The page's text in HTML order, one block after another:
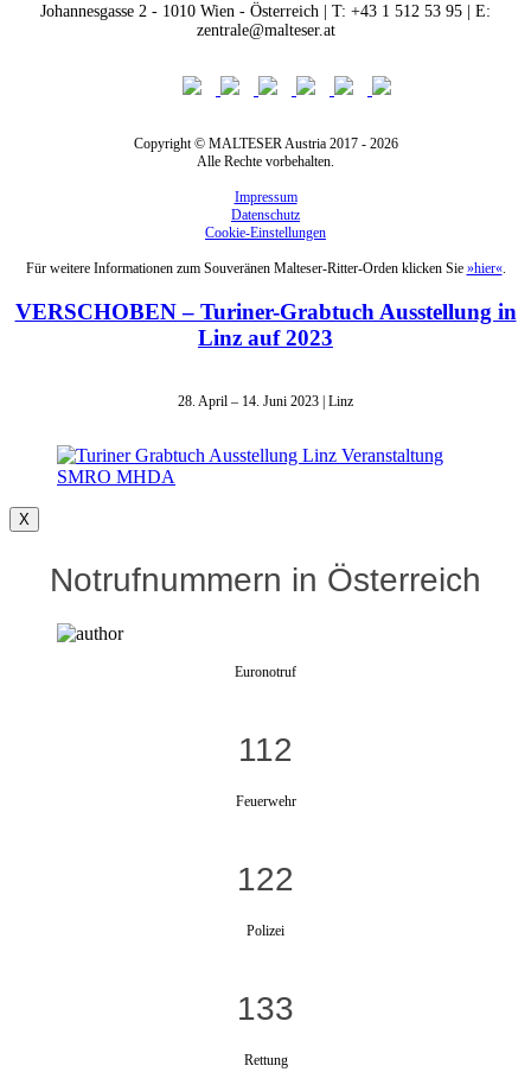
Johannesgasse 2 - 1010 Wien - Österreich | T: +43 1 512 53 95 | E:
zentrale@malteser.at
Copyright © MALTESER Austria 2017 - 2026
Alle Rechte vorbehalten.
Impressum
Datenschutz
Cookie-Einstellungen
Für weitere Informationen zum Souveränen Malteser-Ritter-Orden klicken Sie »hier«.
VERSCHOBEN – Turiner-Grabtuch Ausstellung in
Linz auf 2023
28. April – 14. Juni 2023 | Linz
X
Notrufnummern in Österreich
Euronotruf
112
Feuerwehr
122
Polizei
133
Rettung